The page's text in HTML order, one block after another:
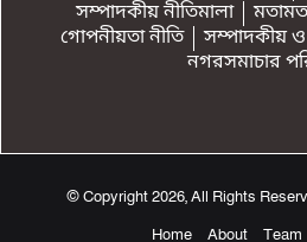
সম্পাদকীয় নীতিমালা
মতামত
গোপনীয়তা নীতি
সম্পাদকীয়
নগরসমাচার
© Copyright 2026, All Rights
Home
About Team